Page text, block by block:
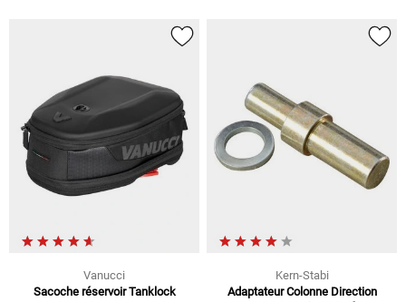
Vanucci
Sacoche réservoir Tanklock
Kern-Stabi
Adaptateur Colonne Direction